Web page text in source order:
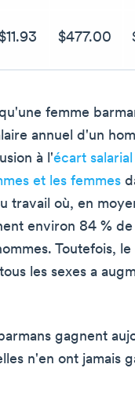
$477.00
femme
annuel d'un
à l'écart salarial
et les femmes
travail où, en
environ 84 %
Toutefois, le
les sexes a
gagnent
n'en ont jamais